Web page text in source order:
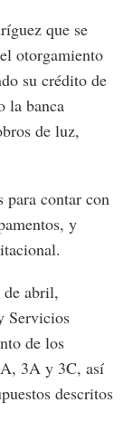
que se
otorgamiento
su crédito de
la banca
de luz,
para contar con
y
abril,
Servicios
de los
3A y 3C, así
descritos